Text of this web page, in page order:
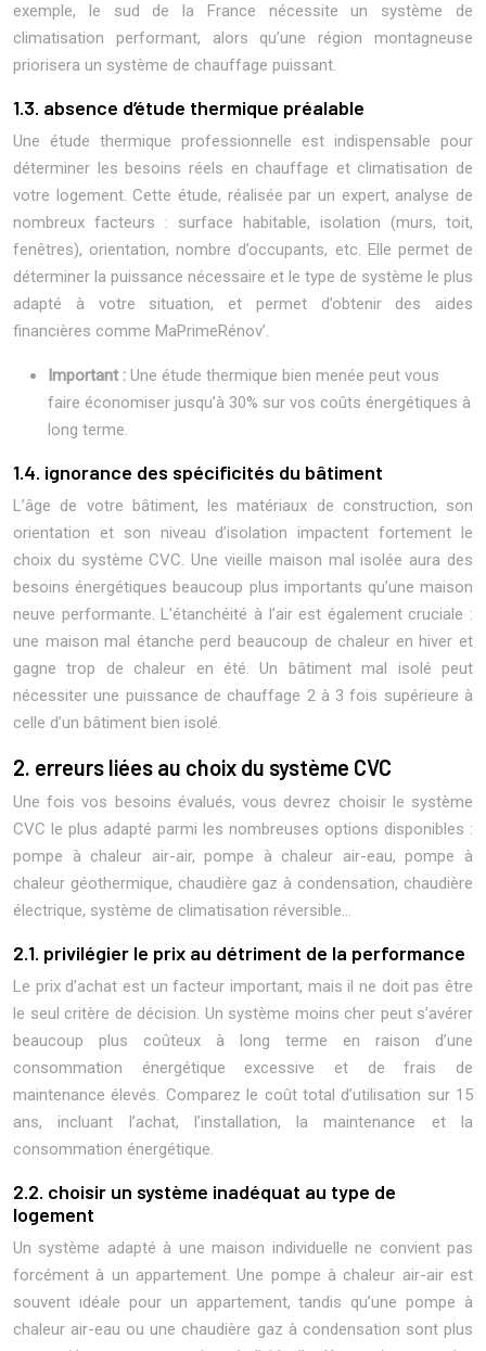
exemple, le sud de la France nécessite un système de
climatisation performant, alors qu’une région montagneuse
priorisera un système de chauffage puissant.
1.3. absence d’étude thermique préalable
Une étude thermique professionnelle est indispensable pour
déterminer les besoins réels en chauffage et climatisation de
votre logement. Cette étude, réalisée par un expert, analyse de
nombreux facteurs : surface habitable, isolation (murs, toit,
fenêtres), orientation, nombre d’occupants, etc. Elle permet de
déterminer la puissance nécessaire et le type de système le plus
adapté à votre situation, et permet d’obtenir des aides
financières comme MaPrimeRénov’.
Important : Une étude thermique bien menée peut vous
faire économiser jusqu’à 30% sur vos coûts énergétiques à
long terme.
1.4. ignorance des spécificités du bâtiment
L’âge de votre bâtiment, les matériaux de construction, son
orientation et son niveau d’isolation impactent fortement le
choix du système CVC. Une vieille maison mal isolée aura des
besoins énergétiques beaucoup plus importants qu’une maison
neuve performante. L’étanchéité à l’air est également cruciale :
une maison mal étanche perd beaucoup de chaleur en hiver et
gagne trop de chaleur en été. Un bâtiment mal isolé peut
nécessiter une puissance de chauffage 2 à 3 fois supérieure à
celle d’un bâtiment bien isolé.
2. erreurs liées au choix du système CVC
Une fois vos besoins évalués, vous devrez choisir le système
CVC le plus adapté parmi les nombreuses options disponibles :
pompe à chaleur air-air, pompe à chaleur air-eau, pompe à
chaleur géothermique, chaudière gaz à condensation, chaudière
électrique, système de climatisation réversible…
2.1. privilégier le prix au détriment de la performance
Le prix d’achat est un facteur important, mais il ne doit pas être
le seul critère de décision. Un système moins cher peut s’avérer
beaucoup plus coûteux à long terme en raison d’une
consommation énergétique excessive et de frais de
maintenance élevés. Comparez le coût total d’utilisation sur 15
ans, incluant l’achat, l’installation, la maintenance et la
consommation énergétique.
2.2. choisir un système inadéquat au type de
logement
Un système adapté à une maison individuelle ne convient pas
forcément à un appartement. Une pompe à chaleur air-air est
souvent idéale pour un appartement, tandis qu’une pompe à
chaleur air-eau ou une chaudière gaz à condensation sont plus